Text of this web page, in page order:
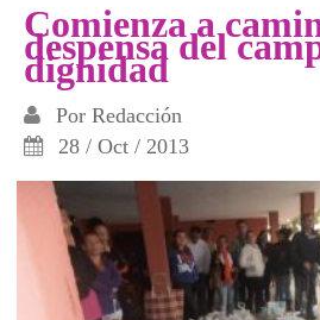
Comienza a
despensa del
dignidad
Por Redacción
28 / Oct / 2013